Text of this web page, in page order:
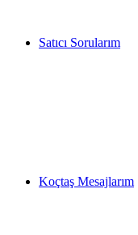
Satıcı Sorularım
Koçtaş Mesajlarım